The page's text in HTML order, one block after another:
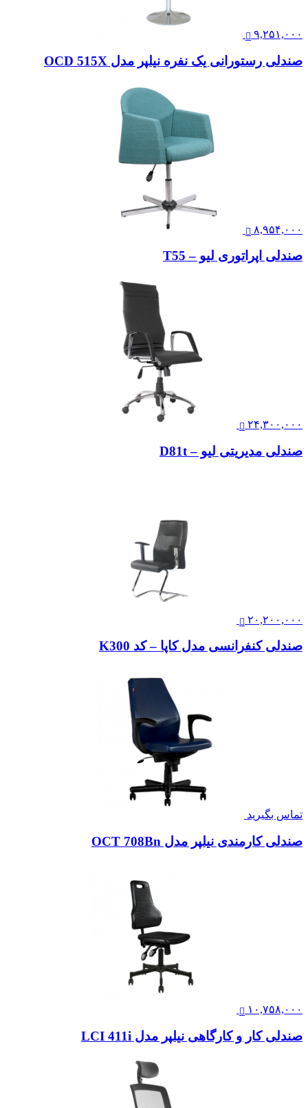
۹,۲۵۱,۰۰۰
صندلی رستورانی یک نفره نیلپر مدل OCD 515X
۸,۹۵۴,۰۰۰
صندلی اپراتوری لیو – T55
۲۴,۳۰۰,۰۰۰
صندلی مدیریتی لیو – D81t
۲۰,۲۰۰,۰۰۰
صندلی کنفرانسی مدل کاپا – کد K300
تماس بگیرید
صندلی کارمندی نیلپر مدل OCT 708Bn
۱۰,۷۵۸,۰۰۰
صندلی کار و کارگاهی نیلپر مدل LCI 411i